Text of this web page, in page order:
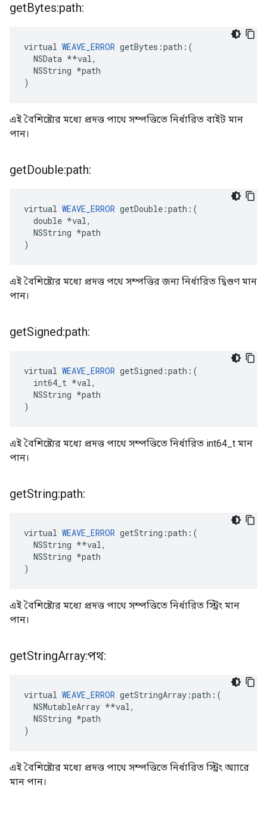
getBytes:path:
virtual WEAVE_ERROR getBytes:path:(
  NSData **val,
  NSString *path
)
এই বৈশিষ্ট্যের মধ্যে প্রদত্ত পাথে সম্পত্তিতে নির্ধারিত বাইট মান
পান।
getDouble:path:
virtual WEAVE_ERROR getDouble:path:(
  double *val,
  NSString *path
)
এই বৈশিষ্ট্যের মধ্যে প্রদত্ত পথে সম্পত্তির জন্য নির্ধারিত দ্বিগুণ মান
পান।
getSigned:path:
virtual WEAVE_ERROR getSigned:path:(
  int64_t *val,
  NSString *path
)
এই বৈশিষ্ট্যের মধ্যে প্রদত্ত পাথে সম্পত্তিতে নির্ধারিত int64_t মান
পান।
getString:path:
virtual WEAVE_ERROR getString:path:(
  NSString **val,
  NSString *path
)
এই বৈশিষ্ট্যের মধ্যে প্রদত্ত পাথে সম্পত্তিতে নির্ধারিত স্ট্রিং মান
পান।
getStringArray:পথ:
virtual WEAVE_ERROR getStringArray:path:(
  NSMutableArray **val,
  NSString *path
)
এই বৈশিষ্ট্যের মধ্যে প্রদত্ত পাথে সম্পত্তিতে নির্ধারিত স্ট্রিং অ্যারে
মান পান।